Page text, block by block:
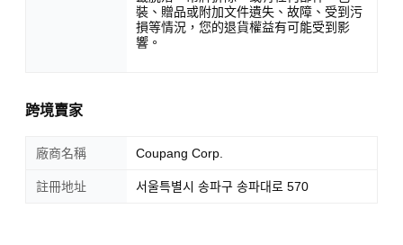
裝、贈品或附加文件遺失、故障、受到污
損等情況，您的退貨權益有可能受到影
響。
跨境賣家
廠商名稱 Coupang Corp.
註冊地址 서울특별시 송파구 송파대로 570